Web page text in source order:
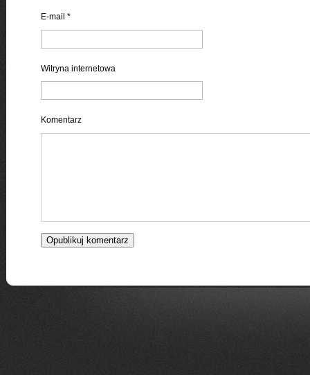
E-mail *
Witryna internetowa
Komentarz